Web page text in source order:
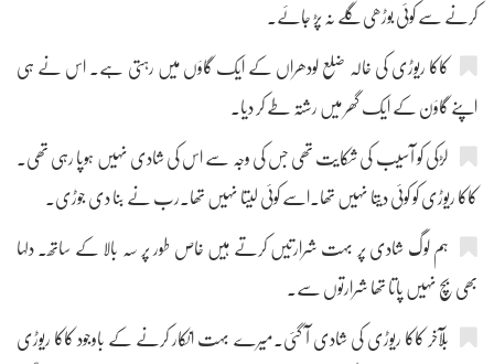
کرنے سے کوئی بوڑھی گلے نہ پڑ جائے۔
کاکا ریوڑی کی خالہ ضلع لودھراں کے ایک گاؤں میں رہتی ہے۔ اس نے ہی
اپنے گاؤن کے ایک گھر میں رشتہ طے کر دیا۔
لڑکی کو آسیب کی شکایت تھی جس کی وجہ سے اس کی شادی نہیں ہوپا رہی تھی۔
کاکا ریوڑی کو کوئی دیتا نہیں تھا۔اسے کوئی لیتا نہیں تھا۔رب نے بنا دی جوڑی۔
ہم لوگ شادی پر بہت شرارتیں کرتے ہیں خاص طور پر سہ بالا کے ساتھ۔ دلہا
بھی بچ نہیں پاتا تھا شرارتوں سے۔
بلآخر کاکا ریوڑی کی شادی آ گئی۔میرے بہت انکار کرنے کے باوجود کاکا ریوڑی